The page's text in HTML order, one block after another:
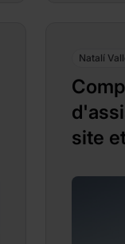
Natalí
site